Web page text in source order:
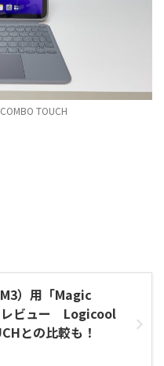
TOUCH
）用「Magic
ビュー Logicool
との比較も！